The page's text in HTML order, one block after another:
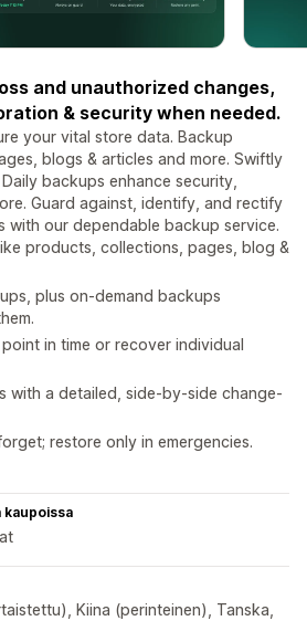
and unauthorized changes,
& security when needed.
your vital store data. Backup
blogs & articles and more. Swiftly
backups enhance security,
Guard against, identify, and rectify
with our dependable backup service.
products, collections, pages, blog &
plus on-demand backups
in time or recover individual
with a detailed, side-by-side change-
restore only in emergencies.
kaupoissa
Kiina (perinteinen), Tanska,